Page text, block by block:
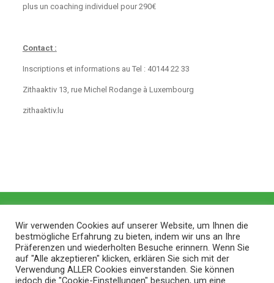
plus un coaching individuel pour 290€
Contact :
Inscriptions et informations au Tel : 40144 22 33
Zithaaktiv 13, rue Michel Rodange à Luxembourg
zithaaktiv.lu
Wir verwenden Cookies auf unserer Website, um Ihnen die
bestmögliche Erfahrung zu bieten, indem wir uns an Ihre
Präferenzen und wiederholten Besuche erinnern. Wenn Sie
auf "Alle akzeptieren" klicken, erklären Sie sich mit der
Verwendung ALLER Cookies einverstanden. Sie können
jedoch die "Cookie-Einstellungen" besuchen, um eine